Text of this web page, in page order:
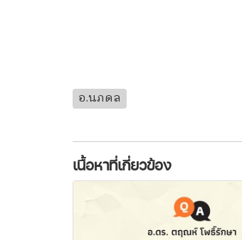
อ.นภดล
เนื้อหาที่เกี่ยวข้อง